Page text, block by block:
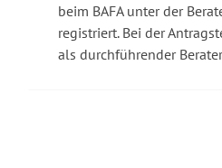
beim BAFA unter der
registriert. Bei der
als durchführender